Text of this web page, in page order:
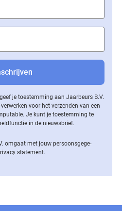
je toestemming aan Jaarbeurs B.V.
voor het verzenden van een
Je kunt je toestemming te
in de nieuwsbrief.
omgaat met jouw per­soons­ge­ge­
statement.